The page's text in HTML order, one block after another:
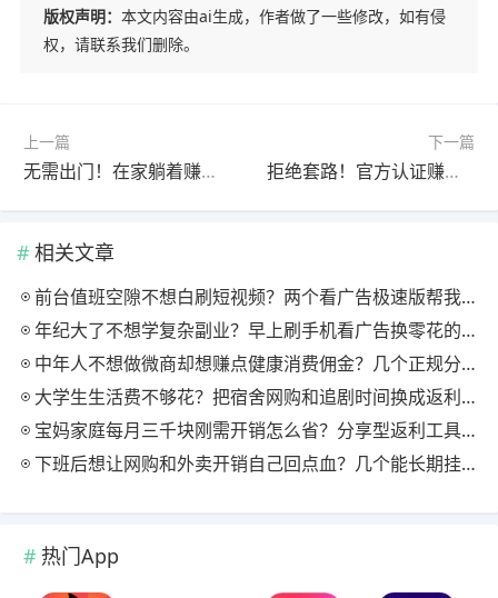
版权声明： 本文内容由ai生成，作者做了一些修改，如有侵
权，请联系我们删除。
上一篇
无需出门！在家躺着赚钱软件，每天轻松赚五六十元
下一篇
拒绝套路！官方认证赚钱软件，提现秒到账
相关文章
前台值班空隙不想白刷短视频？两个看广告极速版帮我月回血三百块
年纪大了不想学复杂副业？早上刷手机看广告换零花的两个极速版用法
中年人不想做微商却想赚点健康消费佣金？几个正规分享式返利平台排位
大学生生活费不够花？把宿舍网购和追剧时间换成返利零钱的方法
宝妈家庭每月三千块刚需开销怎么省？分享型返利工具这样搭最舒服
下班后想让网购和外卖开销自己回点血？几个能长期挂机的返利入口实测
热门App